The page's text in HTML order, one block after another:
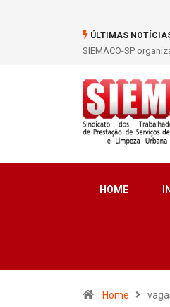
ÚLTIMAS
SIEMACO São
HOME
Home